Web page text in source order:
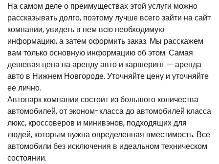
На самом деле о преимуществах этой услуги можно
рассказывать долго, поэтому лучше всего зайти на сайт
компании, увидеть в нем всю необходимую
информацию, а затем оформить заказ. Мы расскажем
вам только основную информацию об этом. Самая
дешевая цена на аренду авто и каршеринг — аренда
авто в Нижнем Новгороде. Уточняйте цену и уточняйте
ее лично.
Автопарк компании состоит из большого количества
автомобилей, от эконом-класса до автомобилей класса
люкс, кроссоверов и минивэнов, подходящих для
людей, которым нужна определенная вместимость. Все
автомобили без исключения в идеальном техническом
состоянии.